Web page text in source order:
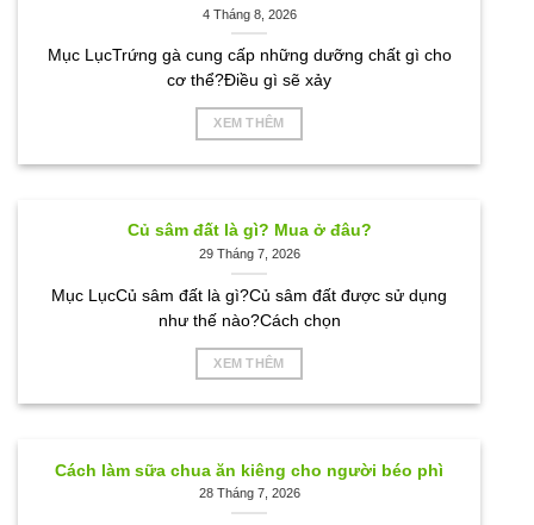
4 Tháng 8, 2026
Mục LụcTrứng gà cung cấp những dưỡng chất gì cho
cơ thể?Điều gì sẽ xảy
XEM THÊM
Củ sâm đất là gì? Mua ở đâu?
29 Tháng 7, 2026
Mục LụcCủ sâm đất là gì?Củ sâm đất được sử dụng
như thế nào?Cách chọn
XEM THÊM
Cách làm sữa chua ăn kiêng cho người béo phì
28 Tháng 7, 2026